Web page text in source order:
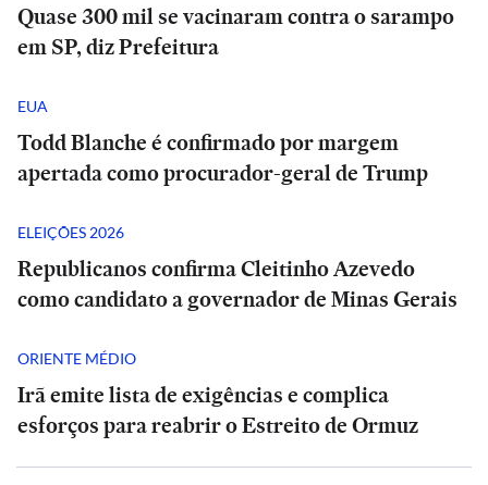
Quase 300 mil se vacinaram contra o sarampo
em SP, diz Prefeitura
EUA
Todd Blanche é confirmado por margem
apertada como procurador-geral de Trump
ELEIÇÕES 2026
Republicanos confirma Cleitinho Azevedo
como candidato a governador de Minas Gerais
ORIENTE MÉDIO
Irã emite lista de exigências e complica
esforços para reabrir o Estreito de Ormuz